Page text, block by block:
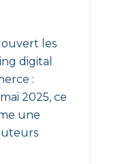
les
digital
:
2025, ce
une